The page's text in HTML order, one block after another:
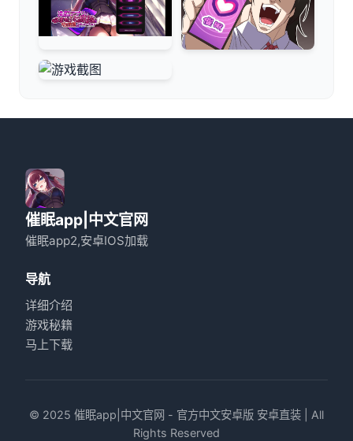
催眠app|中文官网
催眠app2,安卓IOS加载
导航
详细介绍
游戏秘籍
马上下载
© 2025 催眠app|中文官网 - 官方中文安卓版 安卓直装 | All
Rights Reserved